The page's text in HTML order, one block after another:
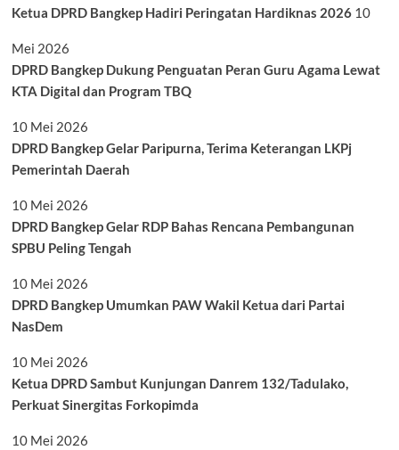
Ketua DPRD Bangkep Hadiri Peringatan Hardiknas 2026 10
Mei 2026
DPRD Bangkep Dukung Penguatan Peran Guru Agama Lewat
KTA Digital dan Program TBQ
10 Mei 2026
DPRD Bangkep Gelar Paripurna, Terima Keterangan LKPj
Pemerintah Daerah
10 Mei 2026
DPRD Bangkep Gelar RDP Bahas Rencana Pembangunan
SPBU Peling Tengah
10 Mei 2026
DPRD Bangkep Umumkan PAW Wakil Ketua dari Partai
NasDem
10 Mei 2026
Ketua DPRD Sambut Kunjungan Danrem 132/Tadulako,
Perkuat Sinergitas Forkopimda
10 Mei 2026